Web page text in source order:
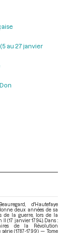
au 27 janvier
d'Hautefaye
deux années de sa
de la guerre, lors de la
II (17 janvier 1794). Dans :
de la Révolution
(1787-1799) — Tome